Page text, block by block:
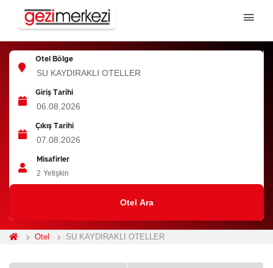
Otel Bölge
Giriş Tarihi
Çıkış Tarihi
Misafirler
2 Yetişkin
Otel Ara
Otel SU KAYDIRAKLI OTELLER